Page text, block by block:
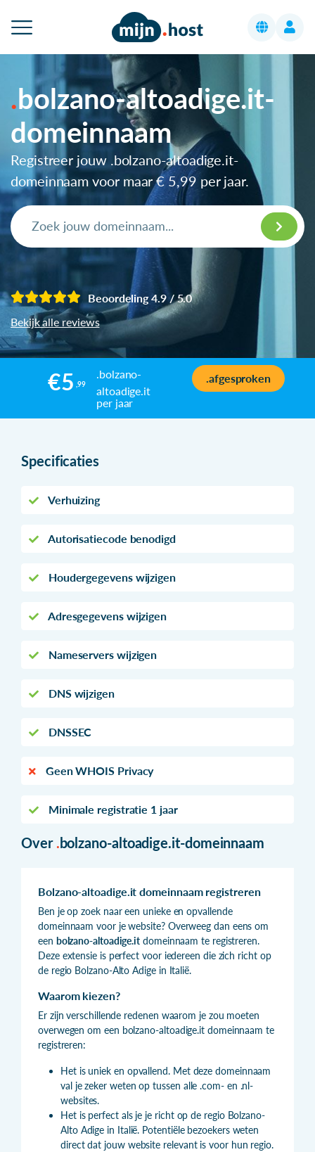
bolzano-altoadige.it-
domeinnaam
Registreer jouw .bolzano-altoadige.it-
domeinnaam voor maar€ 5,99 per jaar.
Beoordeling 4.9 / 5.0
Bekijk alle reviews
€5 ,99
.bolzano-
altoadige.it
per jaar
.afgesproken
Specificaties
Verhuizing
Autorisatiecode benodigd
Houdergegevens wijzigen
Adresgegevens wijzigen
Nameservers wijzigen
DNS wijzigen
DNSSEC
Geen WHOIS Privacy
Minimale registratie 1 jaar
Over .bolzano-altoadige.it-domeinnaam
Bolzano-altoadige.it domeinnaam registreren
Ben je op zoek naar een unieke en opvallende
domeinnaam voor je website? Overweeg dan eens om
een bolzano-altoadige.it domeinnaam te registreren.
Deze extensie is perfect voor iedereen die zich richt op
de regio Bolzano-Alto Adige in Italië.
Waarom kiezen?
Er zijn verschillende redenen waarom je zou moeten
overwegen om een bolzano-altoadige.it domeinnaam te
registreren:
Het is uniek en opvallend. Met deze domeinnaam
val je zeker weten op tussen alle .com- en .nl-
websites.
Het is perfect als je je richt op de regio Bolzano-
Alto Adige in Italië. Potentiële bezoekers weten
direct dat jouw website relevant is voor hun regio.